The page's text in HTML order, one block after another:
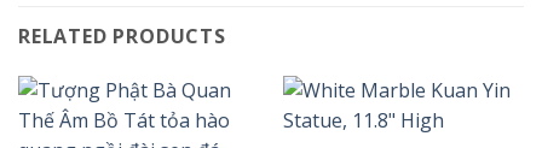
RELATED PRODUCTS